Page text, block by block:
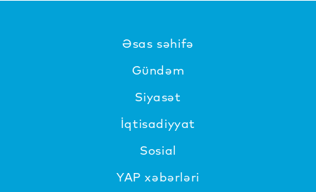
Əsas səhifə
Gündəm
Siyasət
İqtisadiyyat
Sosial
YAP xəbərləri